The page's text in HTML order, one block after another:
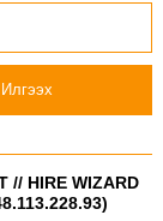
Илгээх
// HIRE WIZARD